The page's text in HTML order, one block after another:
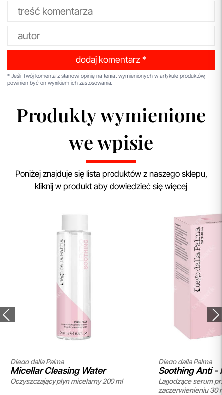
dodaj komentarz *
* Jeśli Twój komentarz stanowi opinię na temat wymienionych w artykule produktów,
powinien być on wynikiem ich zastosowania.
Produkty wymienione
we wpisie
Poniżej znajduje się lista produktów z naszego sklepu,
kliknij w produkt aby dowiedzieć się więcej
Diego dalla Palma
Micellar Cleasing Water
Oczyszczający płyn micelarny 200 ml
Diego dalla Palma
Soothing Anti -
Łagodzące serum
zaczerwienieniu 30